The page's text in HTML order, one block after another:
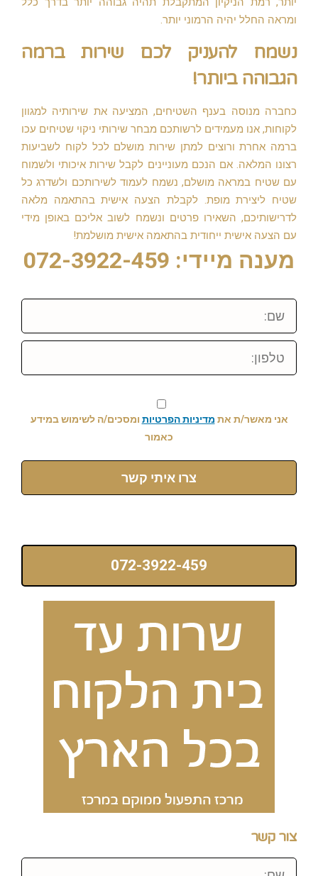
ומראה החלל יהיה הרמוני יותר.
נשמח להעניק לכם שירות ברמה
הגבוהה ביותר!
כחברה מנוסה בענף השטיחים, המציעה את שירותיה למגוון
לקוחות, אנו מעמידים לרשותכם מבחר שירותי ניקוי שטיחים עכו
ברמה אחרת ורוצים למתן שירות מושלם לכל לקוח לשביעות
רצונו המלאה. אם הנכם מעוניינים לקבל שירות איכותי ולשמוח
עם שטיח במראה מושלם, נשמח לעמוד לשירותכם ולשדרג כל
שטיח ליצירת מופת. לקבלת הצעה אישית בהתאמה מלאה
לדרישותיכם, השאירו פרטים ונשמח לשוב אליכם באופן מידי
עם הצעה אישית ייחודית בהתאמה אישית מושלמת!
מענה מיידי: 072-3922-459
שם:
טלפון:
אני מאשר/ת את מדיניות הפרטיות ומסכים/ה לשימוש במידע
כאמור
צרו איתי קשר
072-3922-459
צור קשר
שם: